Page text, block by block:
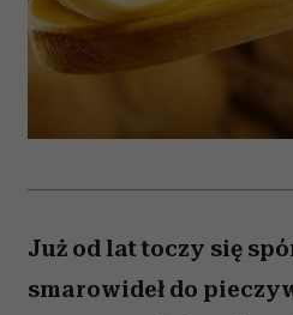
Już od lat toczy się
smarowideł do